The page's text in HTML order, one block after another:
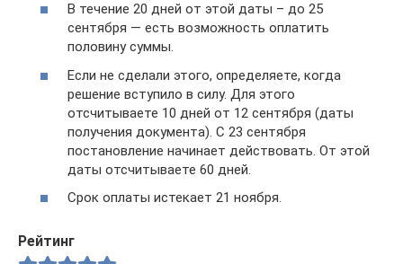
В течение 20 дней от этой даты – до 25
сентября — есть возможность оплатить
половину суммы.
Если не сделали этого, определяете, когда
решение вступило в силу. Для этого
отсчитываете 10 дней от 12 сентября (даты
получения документа). С 23 сентября
постановление начинает действовать. От этой
даты отсчитываете 60 дней.
Срок оплаты истекает 21 ноября.
Рейтинг